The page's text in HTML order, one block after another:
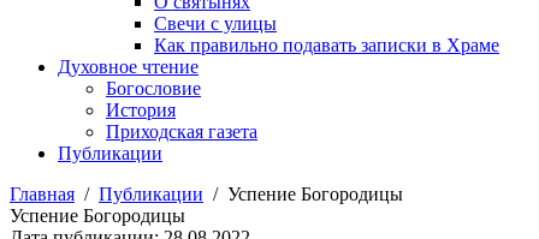
Свечи с улицы
Как правильно подавать записки в Храме
Духовное чтение
Богословие
История
Приходская газета
Публикации
Главная / Публикации / Успение Богородицы
Успение Богородицы